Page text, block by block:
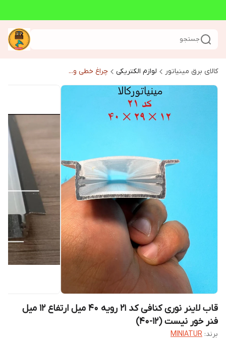
جستجو
کالای برق مینیاتور لوازم الکتریکی چراغ خطی و...
قاب لاینر نوری کنافی کد 21 رویه 40 میل ارتفاع 12 میل
فنر خور نیست (12-40)
برند: MINIATUR